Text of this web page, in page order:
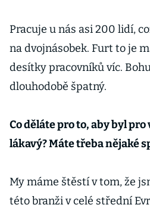
Pracuje u nás asi 200 lidí,
na dvojnásobek. Furt to je
desítky pracovníků víc.
dlouhodobě špatný.
Co děláte pro to, aby byl
lákavý? Máte třeba nějaké
My máme štěstí v tom, že
této branži v celé střední